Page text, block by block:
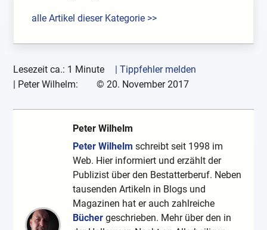
alle Artikel dieser Kategorie >>
Lesezeit ca.: 1 Minute
| Tippfehler melden
| Peter Wilhelm: © 20. November 2017
Peter Wilhelm
Peter Wilhelm schreibt seit 1998 im
Web. Hier informiert und erzählt der
Publizist über den Bestatterberuf. Neben
tausenden Artikeln in Blogs und
Magazinen hat er auch zahlreiche
Bücher geschrieben. Mehr über den in